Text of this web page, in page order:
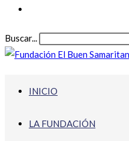
Buscar...
INICIO
LA FUNDACIÓN